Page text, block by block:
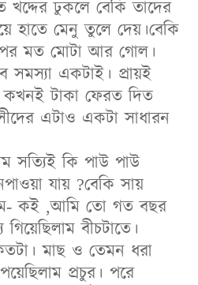
খদ্দের ঢুকলে বেকি তাদের
হাতে মেনু তুলে দেয়।বেকি
মত মোটা আর গোল।
সমস্যা একটাই। প্রায়ই
কখনই টাকা ফেরত দিত
এটাও একটা সাধারন
সত্যিই কি পাউ পাউ
যায় ?বেকি সায়
কই ,আমি তো গত বছর
বীচটাতে।
মাছ ও তেমন ধরা
প্রচুর। পরে